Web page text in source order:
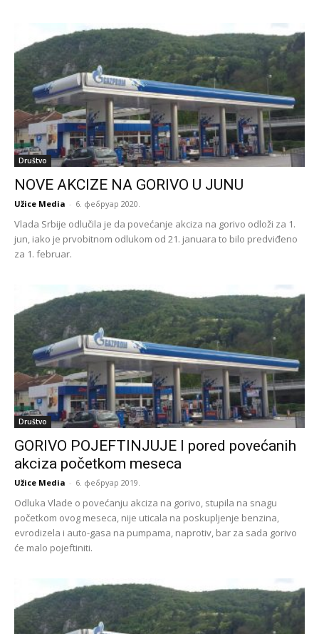
Društvo
NOVE AKCIZE NA GORIVO U JUNU
Užice Media - 6. фебруар 2020.
Vlada Srbije odlučila je da povećanje akciza na gorivo odloži za 1.
jun, iako je prvobitnom odlukom od 21. januara to bilo predviđeno
za 1. februar.
Društvo
GORIVO POJEFTINJUJE I pored povećanih
akciza početkom meseca
Užice Media - 6. фебруар 2019.
Odluka Vlade o povećanju akciza na gorivo, stupila na snagu
početkom ovog meseca, nije uticala na poskupljenje benzina,
evrodizela i auto-gasa na pumpama, naprotiv, bar za sada gorivo
će malo pojeftiniti.